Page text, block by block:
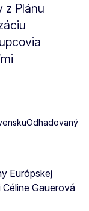
z Plánu
Odhadovaný